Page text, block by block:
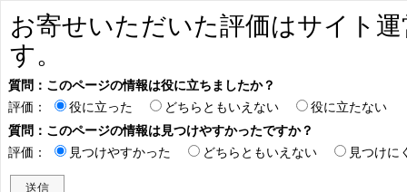
お寄せいただいた評価はサイト
す。
質問：このページの情報は役に立ちましたか？
評価：
役に立った どちらともいえない
役に立たない
質問：このページの情報は見つけやすかったですか？
評価：
見つけやすかった どちらともいえない 見つけに